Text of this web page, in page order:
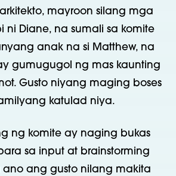
mayroon silang mga
ni Diane, na sumali sa komite
anak na si Matthew, na
gumugugol ng mas kaunting
Gusto niyang maging boses
katulad niya.
ng komite ay naging bukas
sa input at brainstorming
ano ang gusto nilang makita